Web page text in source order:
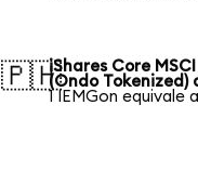
🇵🇭iShares Core
(Ondo Tokenized)
1 IEMGon equivale